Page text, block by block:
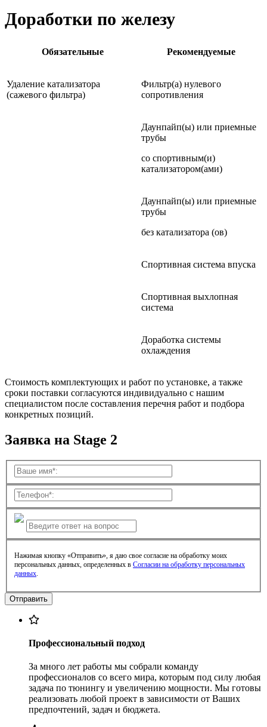
Доработки по железу
Обязательные Рекомендуемые
Удаление катализатора
(сажевого фильтра)
Фильтр(а) нулевого
сопротивления
Даунпайп(ы) или приемные
трубы
со спортивным(и)
катализатором(ами)
Даунпайп(ы) или приемные
трубы
без катализатора (ов)
Спортивная система впуска
Спортивная выхлопная
система
Доработка системы
охлаждения
Стоимость комплектующих и работ по установке, а также
сроки поставки согласуются индивидуально с нашим
специалистом после составления перечня работ и подбора
конкретных позиций.
Заявка на Stage 2
Нажимая кнопку «Отправить», я даю свое согласие на обработку моих
персональных данных, определенных в Согласии на обработку персональных
данных
Профессиональный подход
За много лет работы мы собрали команду
профессионалов со всего мира, которым под силу любая
задача по тюнингу и увеличению мощности. Мы готовы
реализовать любой проект в зависимости от Ваших
предпочтений, задач и бюджета.